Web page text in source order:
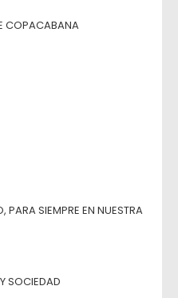
COPACABANA
PARA SIEMPRE EN NUESTRA
SOCIEDAD